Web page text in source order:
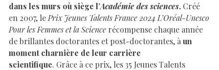
dans les murs où siège l’Académie des sciences. Créé
en 2007, le Prix Jeunes Talents France 2024 L’Oréal-Unesco
Pour les Femmes et la Science récompense chaque année
de brillantes doctorantes et post-doctorantes, à un
moment charnière de leur carrière
scientifique. Grâce à ce prix, les 35 Jeunes Talents